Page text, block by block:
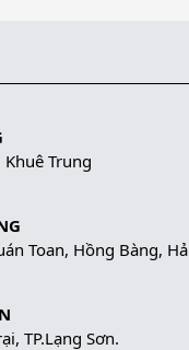
Khuê Trung
Toan, Hồng Bàng,
TP.Lạng Sơn.